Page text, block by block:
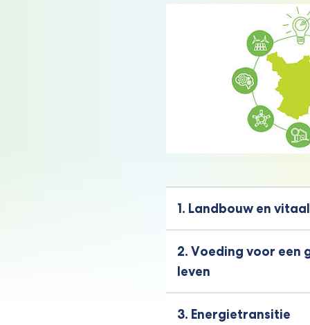
1. Landbouw en
2. Voeding voor een
leven
3. Energietransitie